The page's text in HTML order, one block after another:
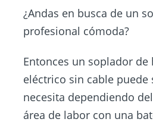
¿Andas en busca de un
profesional cómoda?
Entonces un soplador de
eléctrico sin cable
necesita dependiendo
área de labor con una